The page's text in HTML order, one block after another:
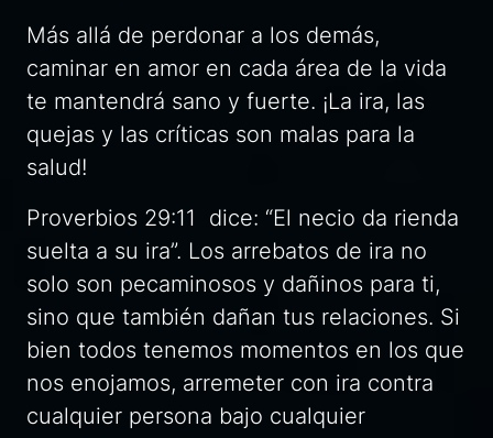
Más allá de perdonar a los demás,
caminar en amor en cada área de la vida
te mantendrá sano y fuerte. ¡La ira, las
quejas y las críticas son malas para la
salud!
Proverbios 29:11 dice: “El necio da rienda
suelta a su ira”. Los arrebatos de ira no
solo son pecaminosos y dañinos para ti,
sino que también dañan tus relaciones. Si
bien todos tenemos momentos en los que
nos enojamos, arremeter con ira contra
cualquier persona bajo cualquier